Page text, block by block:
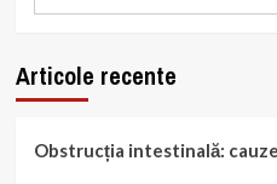
Articole recente
Obstrucția intestinală: